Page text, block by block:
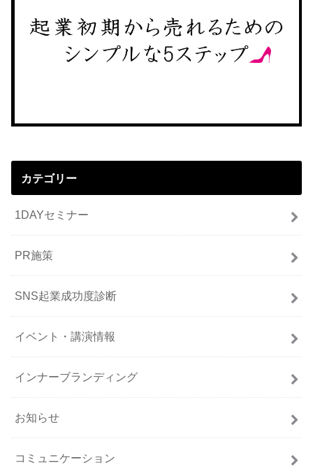
カテゴリー
1DAYセミナー
PR施策
SNS起業成功度診断
イベント・講演情報
インナーブランディング
お知らせ
コミュニケーション